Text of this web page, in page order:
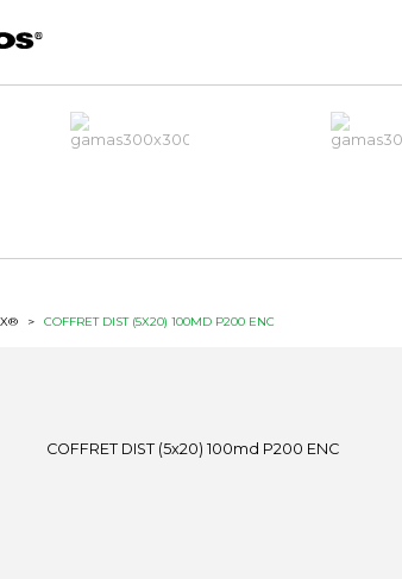
> COFFRET DIST (5X20) 100MD P200 ENC